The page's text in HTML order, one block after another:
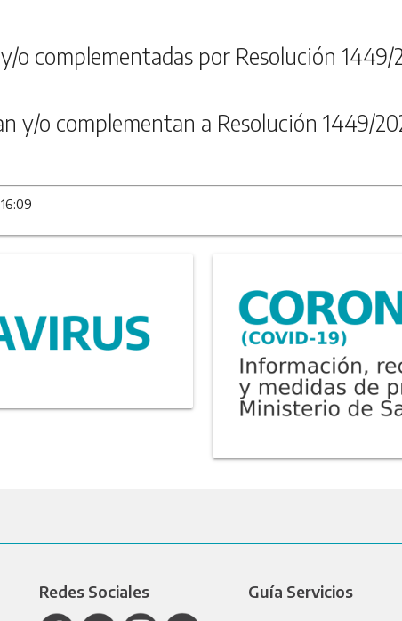
o complementadas por Resolución 1449/
y/o complementan a Resolución 1449/
Redes Sociales Guía Servicios